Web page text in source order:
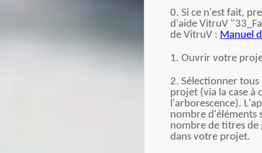
0. Si ce n'est fait,
d'aide VitruV
de VitruV : Manuel
1. Ouvrir votre
2. Sélectionner tous
projet (via la case à
l'arborescence).
nombre d'éléments
nombre de titres de
dans votre projet.